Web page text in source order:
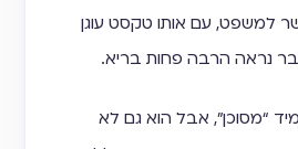
למשפט, עם אותו טקסט עוגן
נראה הרבה פחות בריא.
“מסוכן”, אבל הוא גם לא